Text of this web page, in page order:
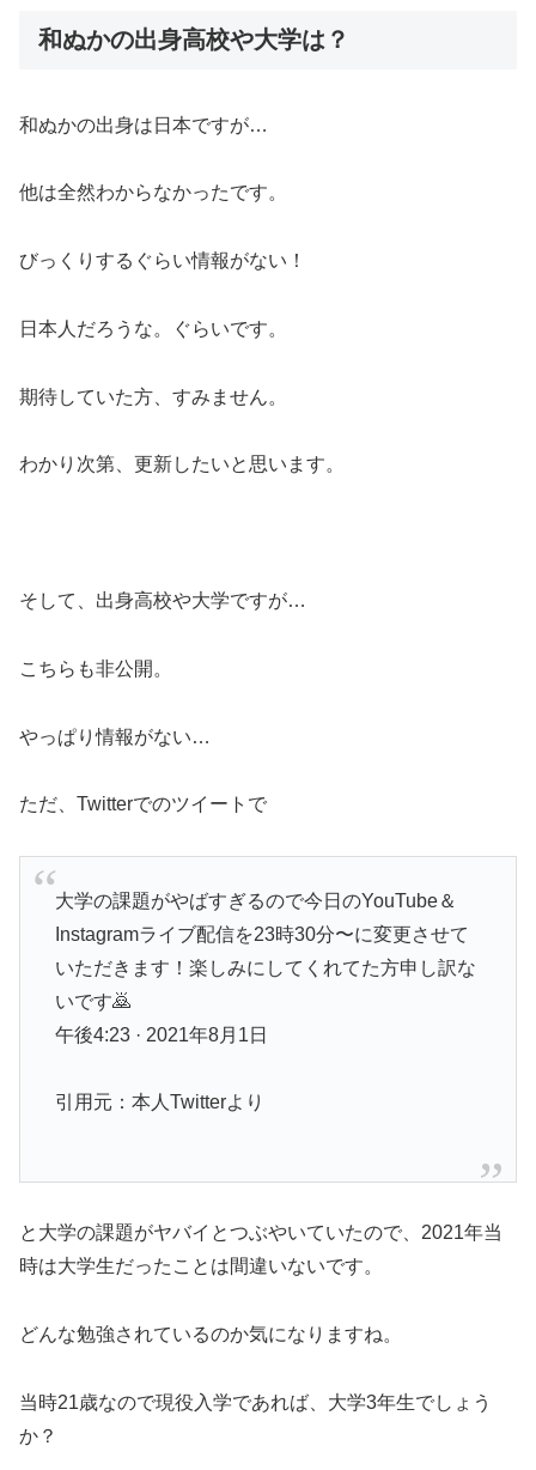
和ぬかの出身高校や大学は？
和ぬかの出身は日本ですが…
他は全然わからなかったです。
びっくりするぐらい情報がない！
日本人だろうな。ぐらいです。
期待していた方、すみません。
わかり次第、更新したいと思います。
そして、出身高校や大学ですが…
こちらも非公開。
やっぱり情報がない…
ただ、Twitterでのツイートで
大学の課題がやばすぎるので今日のYouTube＆
Instagramライブ配信を23時30分〜に変更させて
いただきます！楽しみにしてくれてた方申し訳な
いです🙇
午後4:23 · 2021年8月1日
引用元：本人Twitterより
と大学の課題がヤバイとつぶやいていたので、2021年当
時は大学生だったことは間違いないです。
どんな勉強されているのか気になりますね。
当時21歳なので現役入学であれば、大学3年生でしょう
か？